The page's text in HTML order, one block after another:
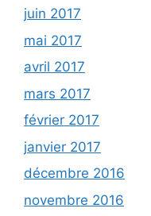
juin 2017
mai 2017
avril 2017
mars 2017
février 2017
janvier 2017
décembre 2016
novembre 2016